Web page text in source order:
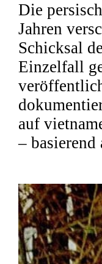
Die
Jahren
Schicksal
Einzelfall
auf
– basierend